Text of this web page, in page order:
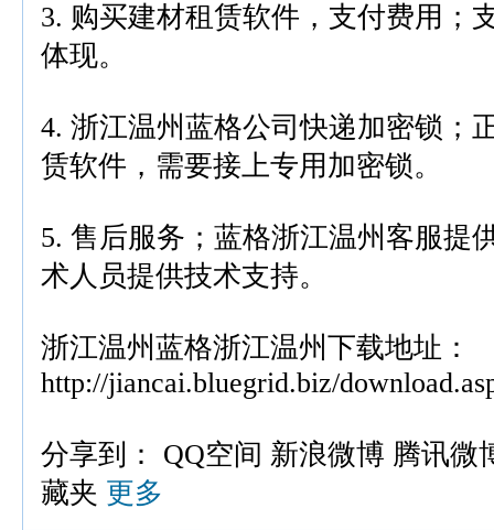
3. 购买建材租赁软件，支付费用；
体现。
4. 浙江温州蓝格公司快递加密锁；
赁软件，需要接上专用加密锁。
5. 售后服务；蓝格浙江温州客服提
术人员提供技术支持。
浙江温州蓝格浙江温州下载地址：
http://jiancai.bluegrid.biz/
分享到： QQ空间 新浪微博 腾讯微
藏夹 更多